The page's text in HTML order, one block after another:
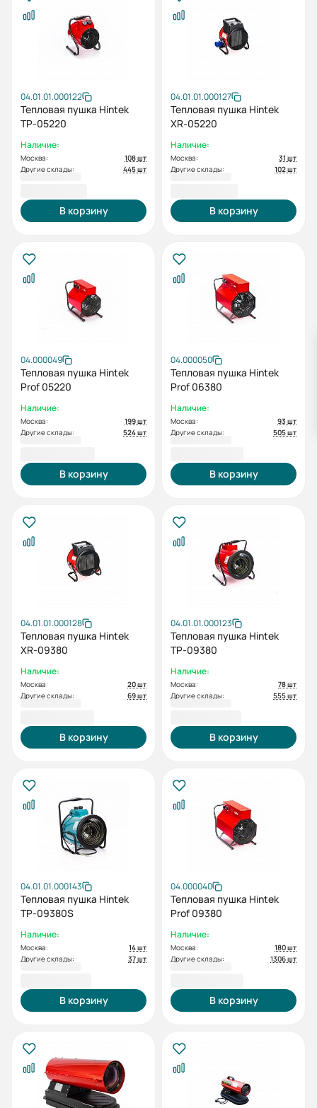
04.01.01.000122
Тепловая пушка Hintek
TP-05220
Наличие:
Москва:
108 шт
Другие склады:
445 шт
В корзину
04.01.01.000127
Тепловая пушка Hintek
XR-05220
Наличие:
Москва:
31 шт
Другие склады:
102 шт
В корзину
04.000049
Тепловая пушка Hintek
Prof 05220
Наличие:
Москва:
199 шт
Другие склады:
524 шт
В корзину
04.000050
Тепловая пушка Hintek
Prof 06380
Наличие:
Москва:
93 шт
Другие склады:
505 шт
В корзину
04.01.01.000128
Тепловая пушка Hintek
XR-09380
Наличие:
Москва:
20 шт
Другие склады:
69 шт
В корзину
04.01.01.000123
Тепловая пушка Hintek
TP-09380
Наличие:
Москва:
78 шт
Другие склады:
555 шт
В корзину
04.01.01.000143
Тепловая пушка Hintek
TP-09380S
Наличие:
Москва:
14 шт
Другие склады:
37 шт
В корзину
04.000040
Тепловая пушка Hintek
Prof 09380
Наличие:
Москва:
180 шт
Другие склады:
1306 шт
В корзину